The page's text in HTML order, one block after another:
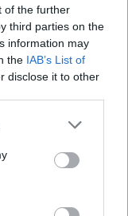
of the further
third parties on the
information may
the IAB’s List of
disclose it to other
or more Google
You may click to
party tags to
in below Google